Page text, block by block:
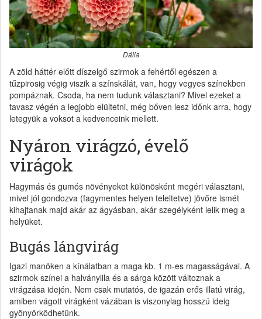
Dália
A zöld háttér előtt díszelgő szirmok a fehértől egészen a
tűzpirosig végig viszik a színskálát, van, hogy vegyes színekben
pompáznak. Csoda, ha nem tudunk választani? Mivel ezeket a
tavasz végén a legjobb elültetni, még bőven lesz időnk arra, hogy
letegyük a voksot a kedvenceink mellett.
Nyáron virágzó, évelő
virágok
Hagymás és gumós növényeket különösként megéri választani,
mivel jól gondozva (fagymentes helyen teleltetve) jövőre ismét
kihajtanak majd akár az ágyásban, akár szegélyként lelik meg a
helyüket.
Bugás lángvirág
Igazi manöken a kínálatban a maga kb. 1 m-es magasságával. A
szirmok színei a halványlila és a sárga között változnak a
virágzása idején. Nem csak mutatós, de igazán erős illatú virág,
amiben vágott virágként vázában is viszonylag hosszú ideig
gyönyörködhetünk.